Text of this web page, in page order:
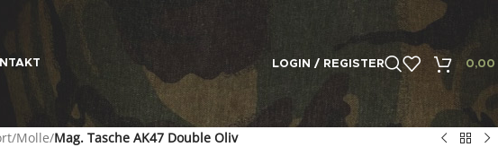
LOGIN / REGISTER 0,00
/Molle/Mag. Tasche AK47 Double Oliv